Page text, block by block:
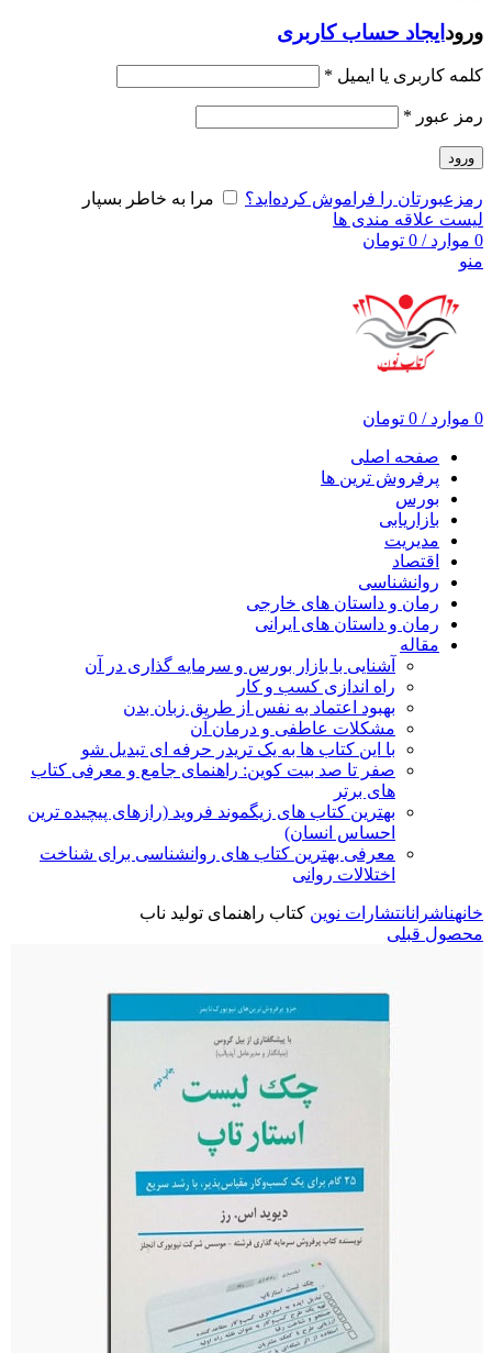
ورود ایجاد حساب کاربری
کلمه کاربری یا ایمیل *
رمز عبور *
ورود
رمزعبورتان را فراموش کرده‌اید؟
مرا به خاطر بسپار
لیست علاقه مندی ها
0 موارد /
0 تومان
منو
0 موارد /
0 تومان
صفحه اصلی
پرفروش ترین ها
بورس
بازاریابی
مدیریت
اقتصاد
روانشناسی
رمان و داستان های خارجی
رمان و داستان های ایرانی
مقاله
آشنایی با بازار بورس و سرمایه گذاری در آن
راه اندازی کسب و کار
بهبود اعتماد به نفس از طریق زبان بدن
مشکلات عاطفی و درمان آن
با این کتاب ها به یک تریدر حرفه ای تبدیل شو
صفر تا صد بیت کوین: راهنمای جامع و معرفی کتاب
های برتر
بهترین کتاب های زیگموند فروید (رازهای پیچیده ترین
احساس انسان)
معرفی بهترین کتاب های روانشناسی برای شناخت
اختلالات روانی
خانهناشرانانتشارات نوین کتاب راهنمای تولید ناب
محصول قبلی